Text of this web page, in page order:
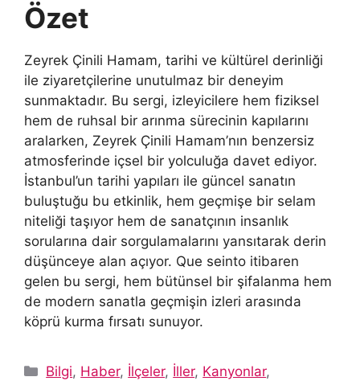
Özet
Zeyrek Çinili Hamam, tarihi ve kültürel derinliği
ile ziyaretçilerine unutulmaz bir deneyim
sunmaktadır. Bu sergi, izleyicilere hem fiziksel
hem de ruhsal bir arınma sürecinin kapılarını
aralarken, Zeyrek Çinili Hamam’nın benzersiz
atmosferinde içsel bir yolculuğa davet ediyor.
İstanbul’un tarihi yapıları ile güncel sanatın
buluştuğu bu etkinlik, hem geçmişe bir selam
niteliği taşıyor hem de sanatçının insanlık
sorularına dair sorgulamalarını yansıtarak derin
düşünceye alan açıyor. Que seinto itibaren
gelen bu sergi, hem bütünsel bir şifalanma hem
de modern sanatla geçmişin izleri arasında
köprü kurma fırsatı sunuyor.
Kategoriler
Bilgi, Haber, İlçeler, İller, Kanyonlar,